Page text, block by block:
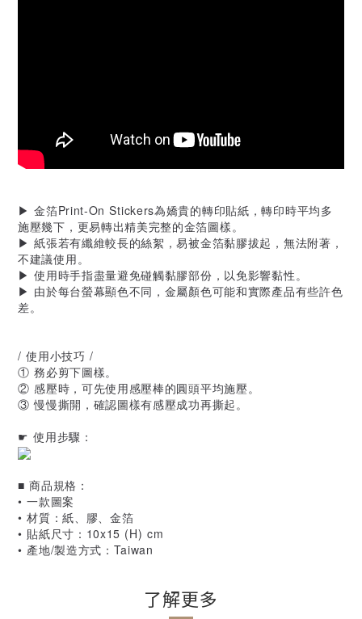
▶ 金箔Print-On Stickers為嬌貴的轉印貼紙，轉印時平均多
施壓幾下，更易轉出精美完整的金箔圖樣。
▶ 紙張若有纖維較長的絲絮，易被金箔黏膠拔起，無法附著，
不建議使用。
▶ 使用時手指盡量避免碰觸黏膠部份，以免影響黏性。
▶ 由於每台螢幕顯色不同，金屬顏色可能和實際產品有些許色
差。
/ 使用小技巧 /
① 務必剪下圖樣。
② 感壓時，可先使用感壓棒的圓頭平均施壓。
③ 慢慢撕開，確認圖樣有感壓成功再撕起。
☛ 使用步驟：
■ 商品規格：
• 一款圖案
• 材質：紙、膠、金箔
• 貼紙尺寸：10x15 (H) cm
• 產地/製造方式：Taiwan
了解更多